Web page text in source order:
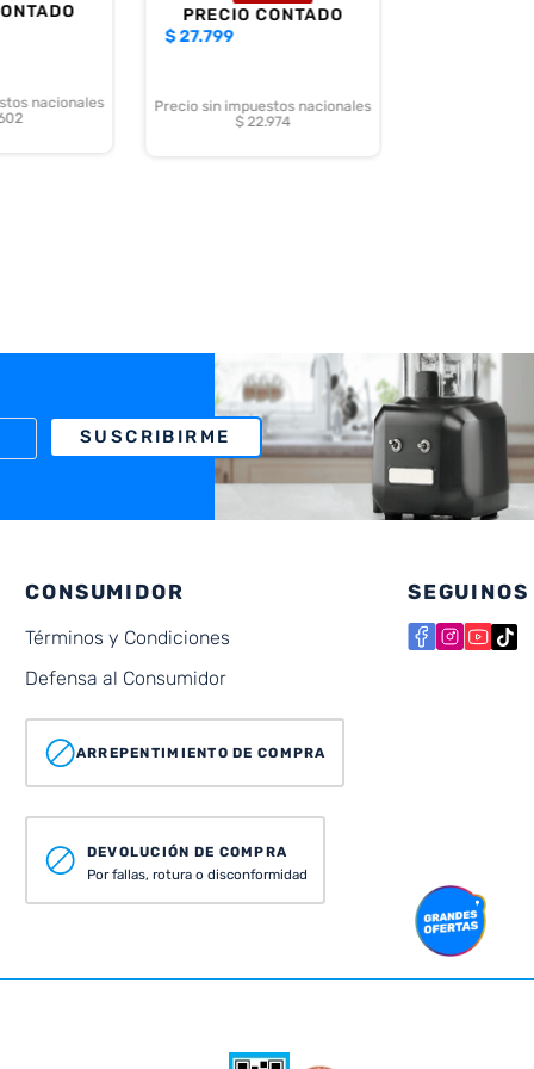
nacionales
PRECIO CONTADO
$27.799
Precio sin impuestos nacionales
$ 22.974
SUSCRIBIRME
CONSUMIDOR
Términos y Condiciones
Defensa al Consumidor
ARREPENTIMIENTO DE COMPRA
DEVOLUCIÓN DE COMPRA
Por fallas, rotura o disconformidad
SEGUINOS